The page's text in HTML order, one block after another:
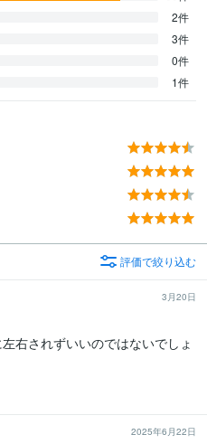
2件
3件
0件
1件
評価で絞り込む
3月20日
右されずいいのではないでしょ
2025年6月22日